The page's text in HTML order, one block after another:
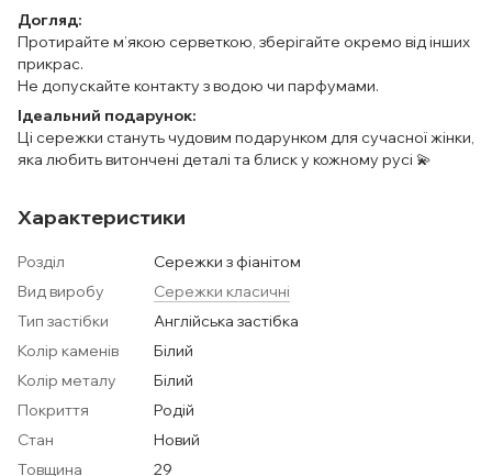
Догляд:
Протирайте м’якою серветкою, зберігайте окремо від інших
прикрас.
Не допускайте контакту з водою чи парфумами.
Ідеальний подарунок:
Ці сережки стануть чудовим подарунком для сучасної жінки,
яка любить витончені деталі та блиск у кожному русі 💫
Характеристики
Розділ
Сережки з фіанітом
Вид виробу
Сережки класичні
Тип застібки
Англійська застібка
Колір каменів
Білий
Колір металу
Білий
Покриття
Родій
Стан
Новий
Товщина
29